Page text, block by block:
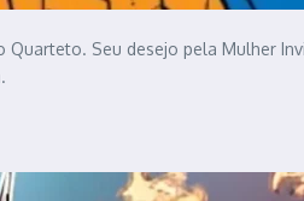
Seu desejo pela Mulher